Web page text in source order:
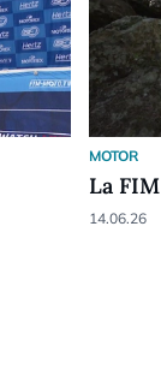
MOTOR
La
14.06.26